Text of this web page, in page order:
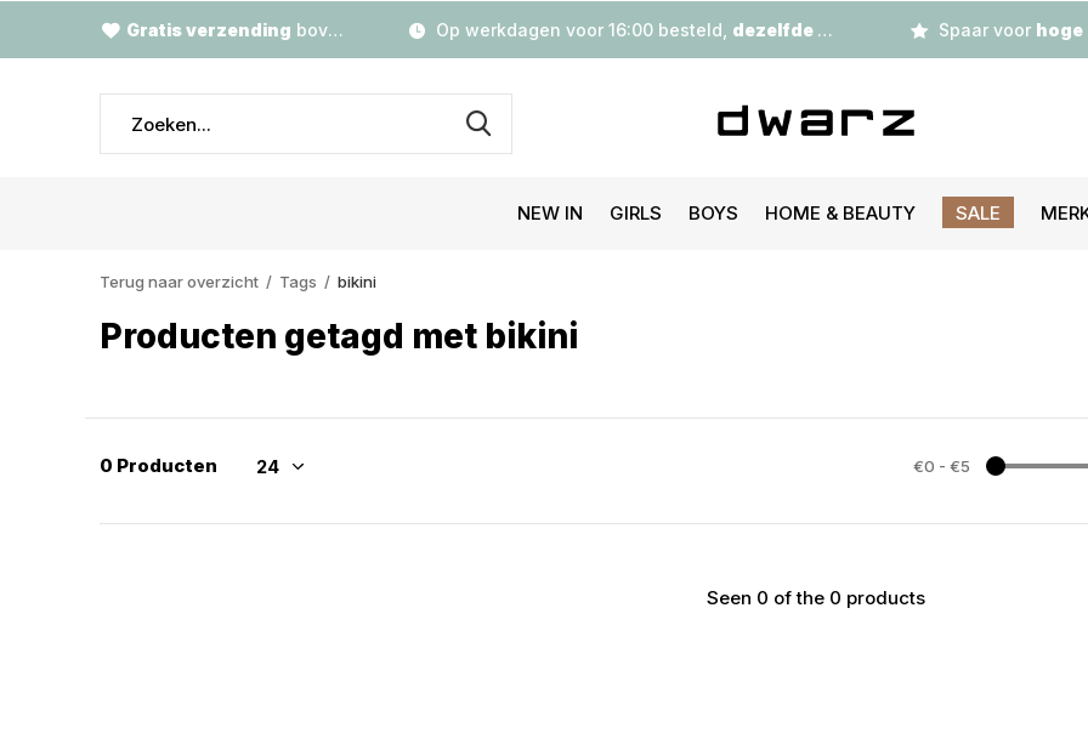
NEW IN GIRLS BOYS HOME & BEAUTY SALE
Gratis verzending boven €79,- Op werkdagen voor 16:00 besteld, dezelfde dag verzondenSpaar voor hoge korting
Terug naar overzicht Tags bikini
Producten getagd met bikini
0 Producten €0 - €5
Seen 0 of the 0 products